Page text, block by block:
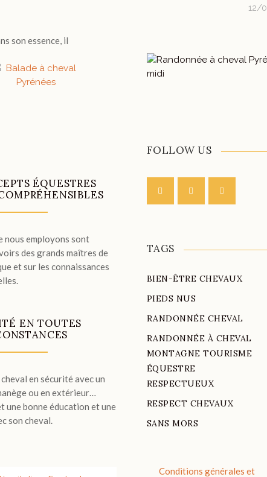
son essence, il
ÉQUESTRES
nous employons sont
des grands maîtres de
et sur les connaissances
EN TOUTES
en sécurité avec un
ou en extérieur…
une bonne éducation et une
son cheval.
12/
FOLLOW US
TAGS
BIEN-ÊTRE CHEVAUX
PIEDS NUS
RANDONNÉE CHEVAL
RANDONNÉE À CHEVAL
MONTAGNE TOURISME
ÉQUESTRE
RESPECTUEUX
RESPECT CHEVAUX
SANS MORS
Conditions générales et